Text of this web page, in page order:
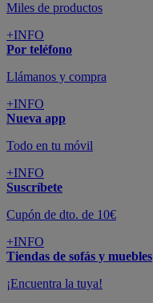
Miles de productos
+INFO
Por teléfono
Llámanos y compra
+INFO
Nueva app
Todo en tu móvil
+INFO
Suscríbete
Cupón de dto. de 10€
+INFO
Tiendas de sofás y muebles
¡Encuentra la tuya!